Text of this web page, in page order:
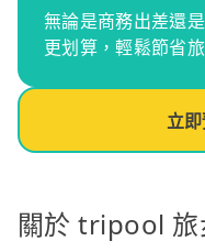
無論是商務出差還
更划算，輕鬆節省旅
立
關於 tripool 旅